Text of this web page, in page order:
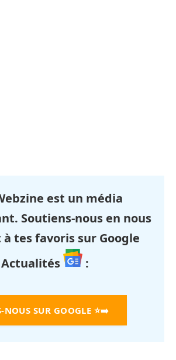
est un média
Soutiens-nous en nous
tes favoris sur Google
Actualités
:
NOUS SUR GOOGLE ⭐➡️